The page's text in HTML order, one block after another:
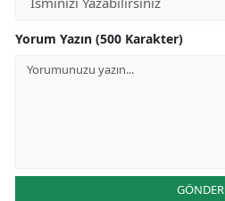
Yorum Yazın (500 Karakter)
GÖNDER